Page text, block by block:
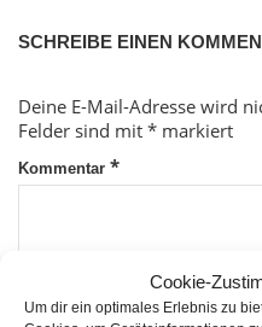
Cookie-
Um dir ein optimales Erlebnis zu
SCHREIBE EINEN
Deine E-Mail-Adresse wird
Felder sind mit * markiert
Kommentar *